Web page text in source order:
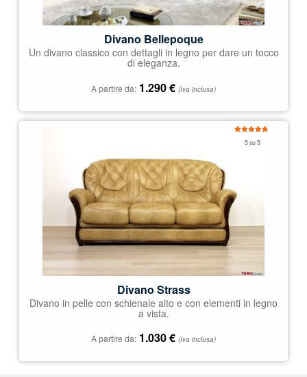
Divano Bellepoque
Un divano classico con dettagli in legno per dare un tocco
di eleganza.
A partire da: 1.290€ (Iva inclusa)
5 su 5
Divano Strass
Divano in pelle con schienale alto e con elementi in legno
a vista.
A partire da: 1.030€ (Iva inclusa)